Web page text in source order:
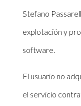
Stefano
explotación y
software.
El usuario no
el servicio